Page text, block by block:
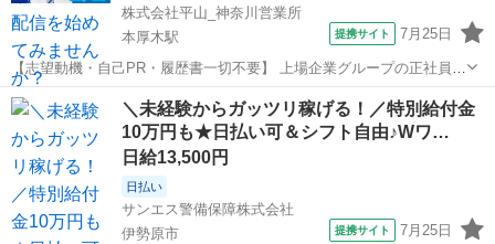
株式会社平山_神奈川営業所
本厚木駅
提携サイト 7月25日
【志望動機・自己PR・履歴書一切不要】 上場企業グループの正社員
(無期派遣)のお仕事になりますが、 かしこまった面接は一切ございま
せん。 ご自身の希望とする働き方や、今後のキャリアプランをお聞か
せください。 #Web選考結...
神奈川 本厚木駅
＼未経験からガッツリ稼げる！／特別給付金
10万円も★日払い可＆シフト自由♪Wワ…
日給13,500円
日払い
サンエス警備保障株式会社
伊勢原市
提携サイト 7月25日